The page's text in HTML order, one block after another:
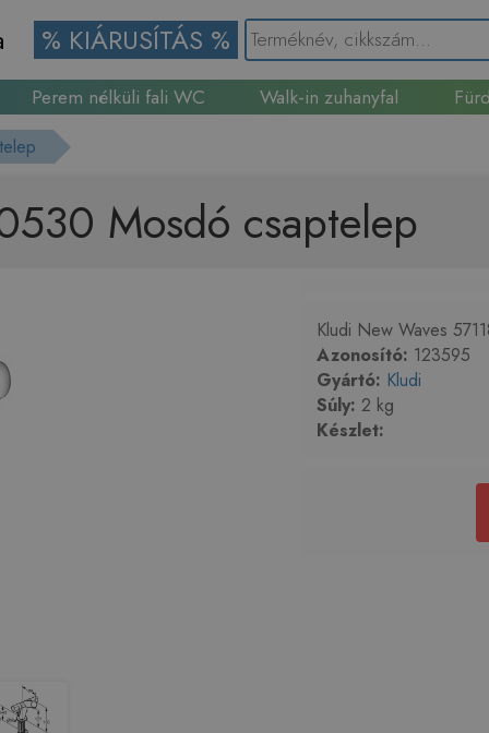
% KIÁRUSÍTÁS %
Perem nélküli fali WC Walk-in zuhanyfal
Mosdó csaptelep
Kludi New Waves
Azonosító: 123595
Gyártó: Kludi
Súly: 2 kg
Készlet: